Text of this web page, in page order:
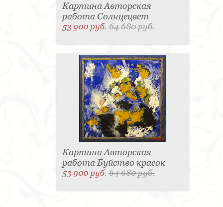
Картина Авторская
работа Солнцецвет
53 900 руб.64 680 руб.
Картина Авторская
работа Буйство красок
53 900 руб.64 680 руб.